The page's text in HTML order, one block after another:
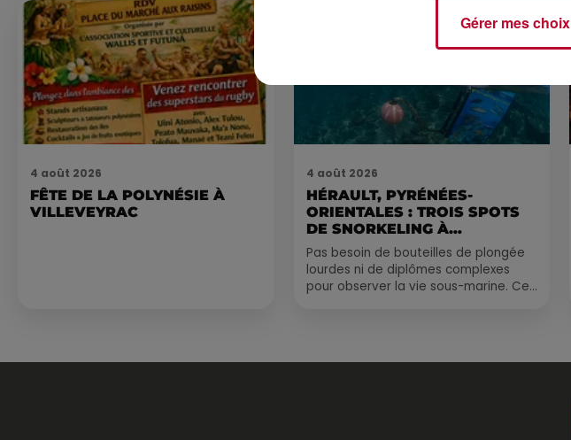
4 août 2026
FÊTE DE LA POLYNÉSIE À
VILLEVEYRAC
4 août 2026
HÉRAULT, PYRÉNÉES-
ORIENTALES : TROIS SPOTS
DE SNORKELING À
EXPLORER...
Pas besoin de bouteilles de plongée
lourdes ni de diplômes complexes
pour observer la vie sous-marine. Cet
Gérer mes choix